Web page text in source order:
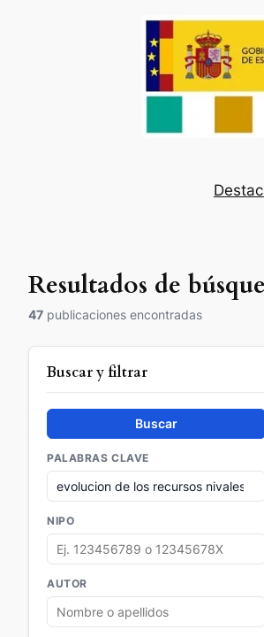
Resultados de
47 publicaciones encontradas
Buscar y filtrar
Buscar
PALABRAS CLAVE
NIPO
AUTOR